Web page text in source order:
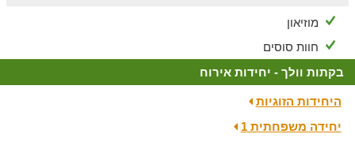
מוזיאון
חוות סוסים
בקתות וולך - יחידות אירוח
היחידות הזוגיות
יחידה משפחתית 1